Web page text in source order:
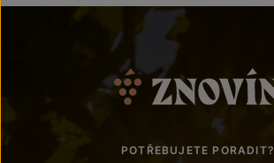
POTŘEBUJETE PORADIT?